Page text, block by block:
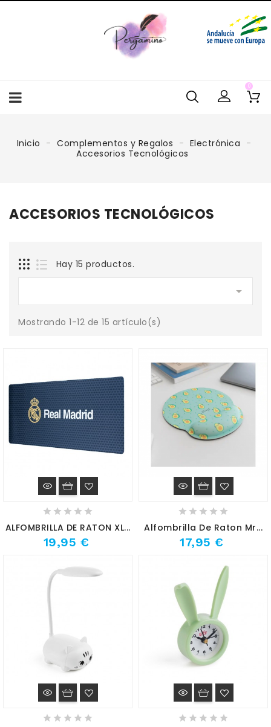
0
Inicio Complementos y Regalos
Electrónica
Accesorios Tecnológicos
ACCESORIOS TECNOLÓGICOS
Hay 15 productos.

Mostrando 1-12 de 15 artículo(s)
ALFOMBRILLA DE RATON XL...
19,95 €
Alfombrilla De Raton Mr...
17,95 €